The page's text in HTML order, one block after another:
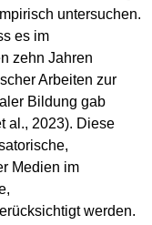
untersuchen.
es im
zehn Jahren
Arbeiten zur
Bildung gab
al., 2023). Diese
Medien im
werden.